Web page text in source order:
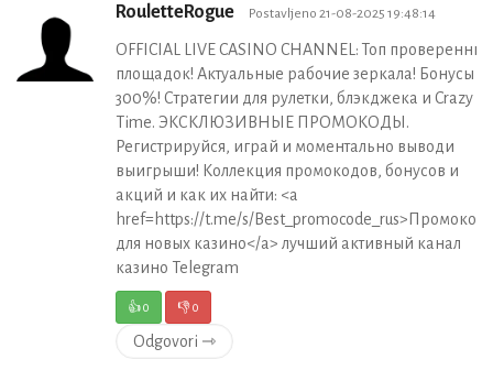
RouletteRogue Postavljeno 21-08-2025 19:48:14
OFFICIAL LIVE CASINO CHANNEL: Топ проверенных
площадок! Актуальные рабочие зеркала! Бонусы
300%! Стратегии для рулетки, блэкджека и Crazy
Time. ЭКСКЛЮЗИВНЫЕ ПРОМОКОДЫ.
Регистрируйся, играй и моментально выводи
выигрыши! Коллекция промокодов, бонусов и
акций и как их найти: <a
href=https://t.me/s/
для новых казино</a> лучший активный канал
казино Telegram
👍0 👎0
Odgovori ⇾